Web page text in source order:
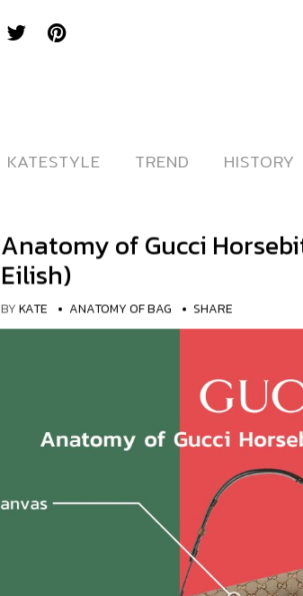
KATESTYLE
KATESTYLE TREND
TREND HISTORY
HISTORY
Anatomy of Gucci
Eilish)
BYKATE ANATOMY OF BAG SHARE